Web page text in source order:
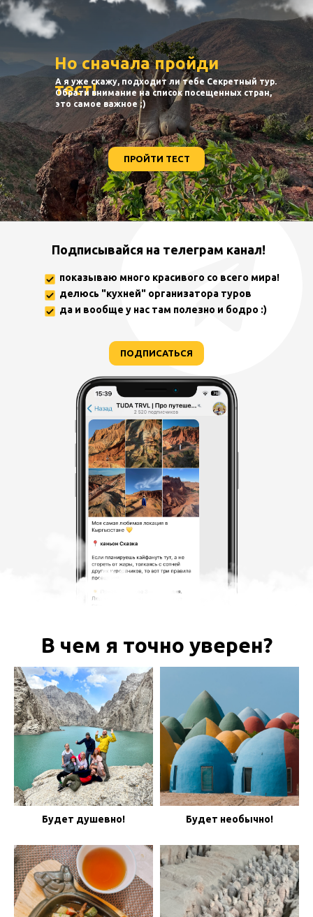
Но сначала пройди
тест!
ПРОЙТИ ТЕСТ
А я уже скажу, подходит ли тебе Секретный тур.
Обрати внимание на список посещенных стран,
это самое важное ;)
Подписывайся на телеграм канал!
показываю много красивого со всего мира!
делюсь "кухней" организатора туров
да и вообще у нас там полезно и бодро :)
ПОДПИСАТЬСЯ
В чем я точно уверен?
Будет душевно! Будет необычно!